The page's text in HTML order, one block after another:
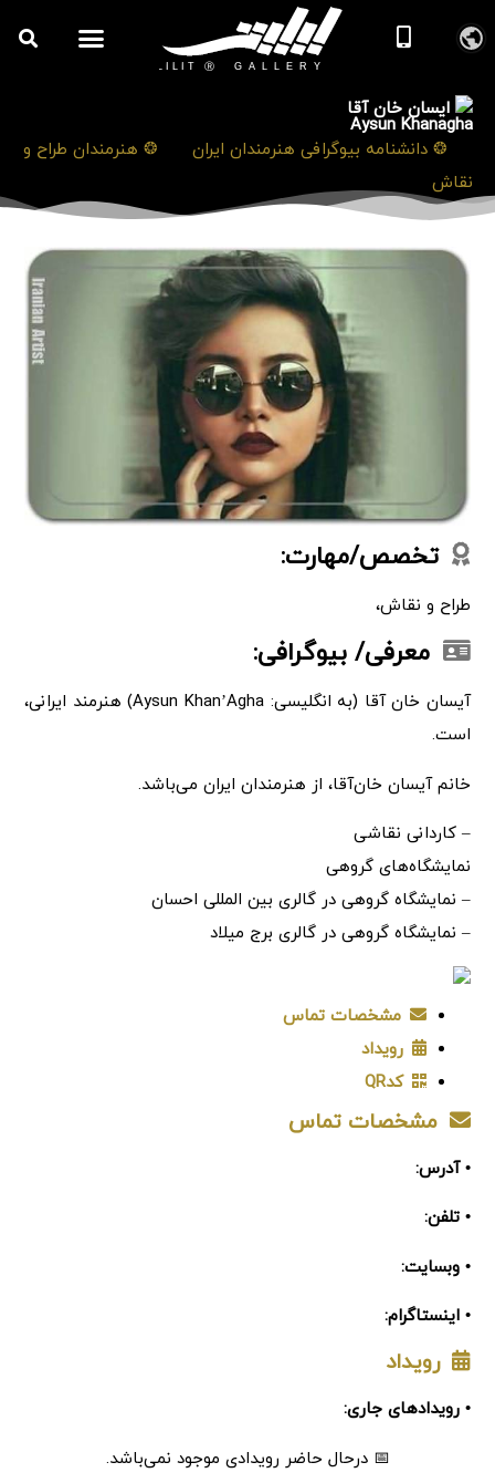
ایسان خان آقا
Aysun Khanagha
❂ دانشنامه بیوگرافی هنرمندان ایران
❂ هنرمندان طراح و
نقاش
تخصص/مهارت:
طراح و نقاش،
معرفی/ بیوگرافی:
آیسان خان آقا (به انگلیسی: Aysun Khan’Agha) هنرمند ایرانی،
است.
خانم آیسان خان‌آقا، از هنرمندان ایران می‌باشد.
– کاردانی نقاشی
نمایشگاه‌های گروهی
– نمایشگاه گروهی در گالری بین المللی احسان
– نمایشگاه گروهی در گالری برج میلاد
مشخصات تماس
رویداد
کدQR
مشخصات تماس
• آدرس:
• تلفن:
• وبسایت:
• اینستاگرام:
رویداد
• رویدادهای جاری:
📅 درحال حاضر رویدادی موجود نمی‌باشد.